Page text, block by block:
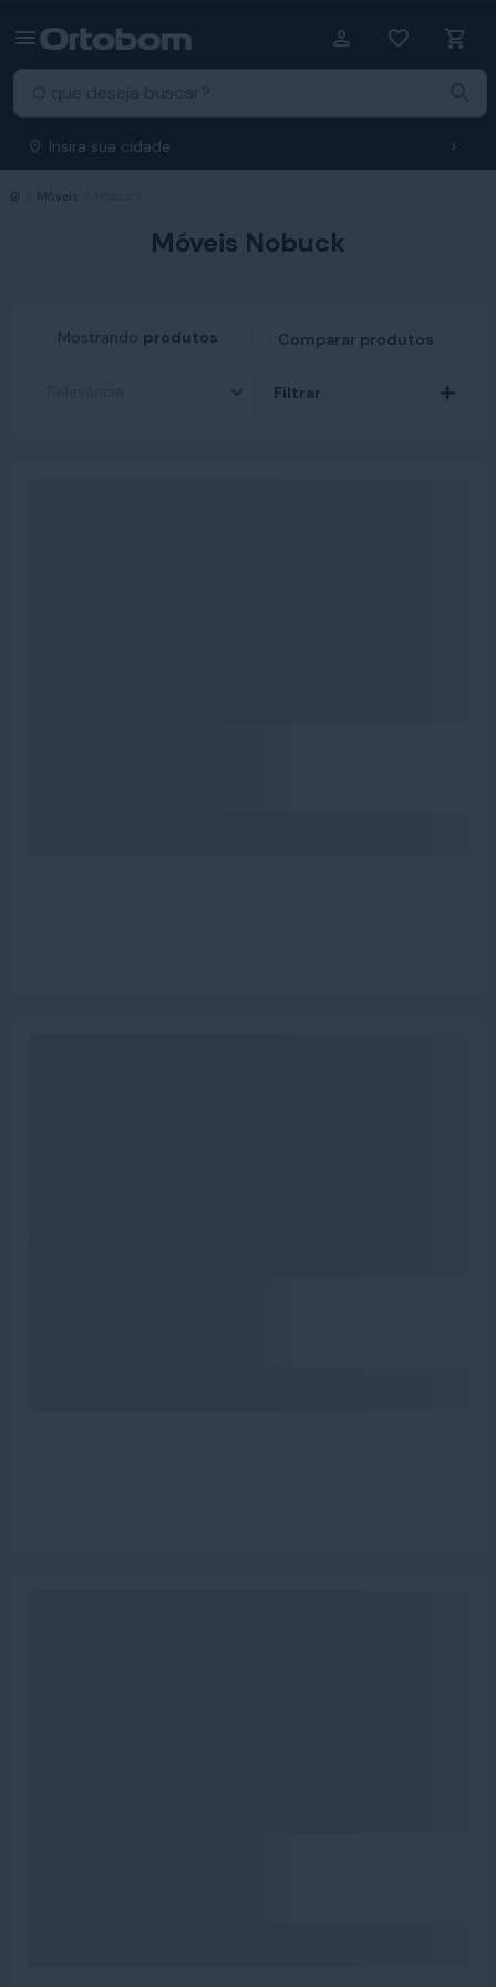
Insira sua cidade
Início
Móveis
Móveis Nobuck
Mostrando produtos Comparar produtos
Filtrar